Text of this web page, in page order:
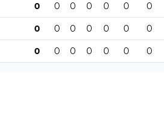
0 0 0 0 0 0 0
0 0 0 0 0 0 0
0 0 0 0 0 0 0